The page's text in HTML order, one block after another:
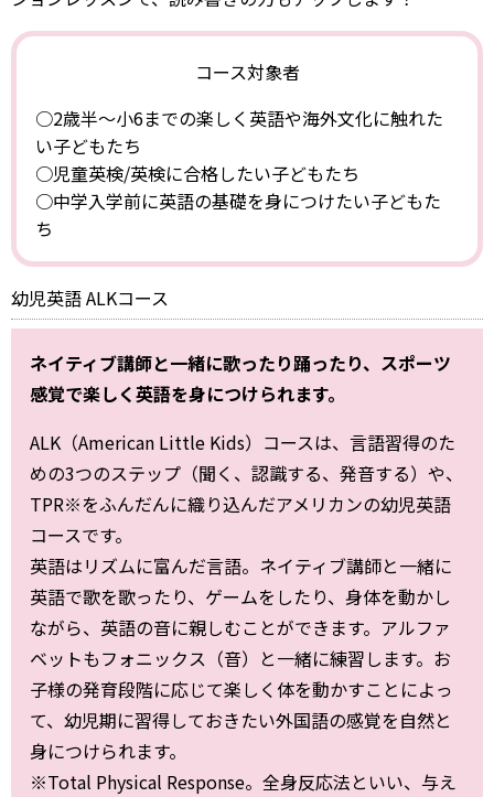
コース対象者
○2歳半～小6までの楽しく英語や海外文化に触れた
い子どもたち
○児童英検/英検に合格したい子どもたち
○中学入学前に英語の基礎を身につけたい子どもた
ち
幼児英語 ALKコース
ネイティブ講師と一緒に歌ったり踊ったり、スポーツ
感覚で楽しく英語を身につけられます。
ALK（American Little Kids）コースは、言語習得のた
めの3つのステップ（聞く、認識する、発音する）や、
TPR※をふんだんに織り込んだアメリカンの幼児英語
コースです。
英語はリズムに富んだ言語。ネイティブ講師と一緒に
英語で歌を歌ったり、ゲームをしたり、身体を動かし
ながら、英語の音に親しむことができます。アルファ
ベットもフォニックス（音）と一緒に練習します。お
子様の発育段階に応じて楽しく体を動かすことによっ
て、幼児期に習得しておきたい外国語の感覚を自然と
身につけられます。
※Total Physical Response。全身反応法といい、与え